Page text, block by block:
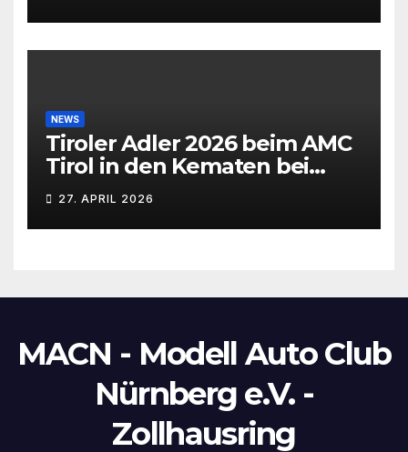
NEWS
Tiroler Adler 2026 beim AMC
Tirol in den Kematen bei
Innsbruck
27. APRIL 2026
MACN - Modell Auto Club
Nürnberg e.V. -
Zollhausring